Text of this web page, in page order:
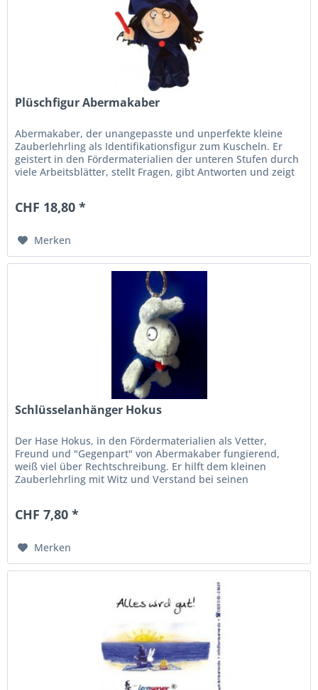
Plüschfigur Abermakaber
Abermakaber, der unangepasste und unperfekte kleine
Zauberlehrling als Identifikationsfigur zum Kuscheln. Er
geistert in den Fördermaterialien der unteren Stufen durch
viele Arbeitsblätter, stellt Fragen, gibt Antworten und zeigt
CHF 18,80 *
Merken
Schlüsselanhänger Hokus
Der Hase Hokus, in den Fördermaterialien als Vetter,
Freund und "Gegenpart" von Abermakaber fungierend,
weiß viel über Rechtschreibung. Er hilft dem kleinen
Zauberlehrling mit Witz und Verstand bei seinen
CHF 7,80 *
Merken